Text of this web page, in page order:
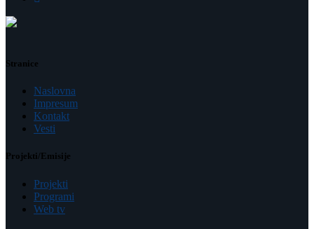
Stranice
Naslovna
Impresum
Kontakt
Vesti
Projekti/Emisije
Projekti
Programi
Web tv